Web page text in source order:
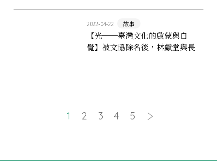
2022-04-22 故事
【光──臺灣文化的啟蒙與自
覺】被文協除名後，林獻堂與長
1 2 3 4 5